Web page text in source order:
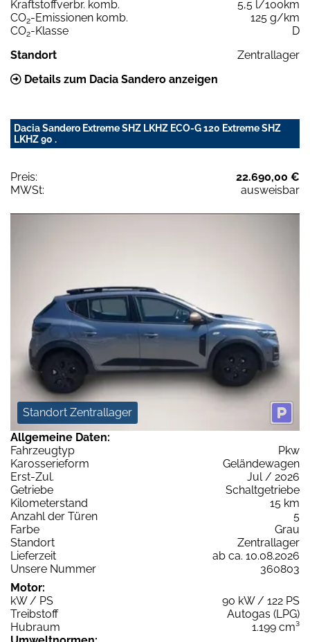
Kraftstoffverbr. komb.
5,5 l/100km
CO2-Emissionen komb.
125 g/km
CO2-Klasse
D
Standort
Zentrallager
Details zum Dacia Sandero anzeigen
Dacia Sandero Extreme SHZ LKHZ ECO-G 120 Extreme SHZ
LKHZ 90 .
Preis:
22.690,00 €
MWSt:
ausweisbar
Standort Zentrallager
Allgemeine Daten:
Fahrzeugtyp
Pkw
Karosserieform
Geländewagen
Erst-Zul.
Jul / 2026
Getriebe
Schaltgetriebe
Kilometerstand
15 km
Anzahl der Türen
5
Farbe
Grau
Standort
Zentrallager
Lieferzeit
ab ca. 10.08.2026
Unsere Nummer
360803
Motor:
kW / PS
90 kW / 122 PS
Treibstoff
Autogas (LPG)
Hubraum
1.199 cm³